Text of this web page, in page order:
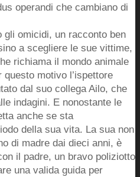
operandi che cambiano di
gli omicidi, un racconto ben
a scegliere le sue vittime,
richiama il mondo animale
motivo l’ispettore
dal suo collega Ailo, che
indagini. E nonostante le
anche se sta
della sua vita. La sua non
di madre dai dieci anni, è
il padre, un bravo poliziotto
una valida guida per